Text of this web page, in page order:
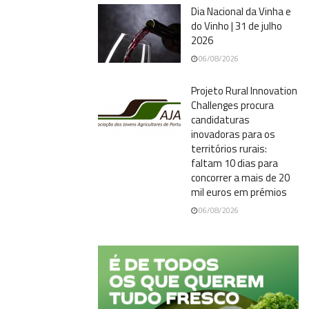
Dia Nacional da Vinha e
do Vinho | 31 de julho
2026
06/08/2026
Projeto Rural Innovation
Challenges procura
candidaturas
inovadoras para os
territórios rurais:
faltam 10 dias para
concorrer a mais de 20
mil euros em prémios
06/08/2026